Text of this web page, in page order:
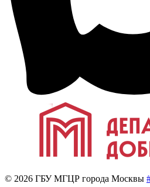
© 2026 ГБУ МГЦР города Москвы